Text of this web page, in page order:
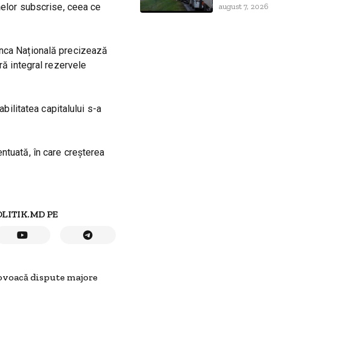
subscrise, ceea ce
Națională precizează
integral rezervele
capitalului s-a
în care creșterea
PE
dispute majore
august 7, 2026